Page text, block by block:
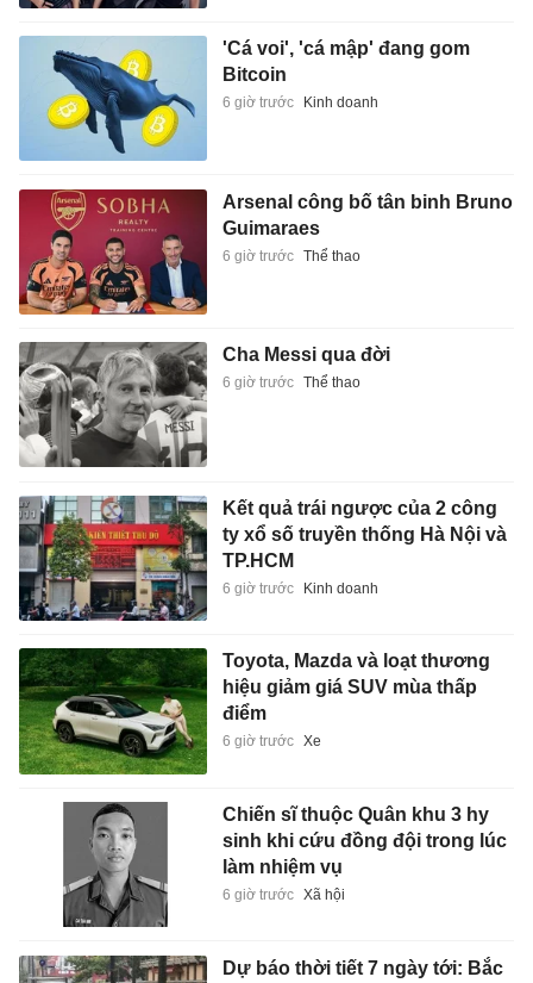
'Cá voi', 'cá mập' đang gom
Bitcoin
6 giờ trước Kinh doanh
Arsenal công bố tân binh Bruno
Guimaraes
6 giờ trước Thể thao
Cha Messi qua đời
6 giờ trước Thể thao
Kết quả trái ngược của 2 công
ty xổ số truyền thống Hà Nội và
TP.HCM
6 giờ trước Kinh doanh
Toyota, Mazda và loạt thương
hiệu giảm giá SUV mùa thấp
điểm
6 giờ trước Xe
Chiến sĩ thuộc Quân khu 3 hy
sinh khi cứu đồng đội trong lúc
làm nhiệm vụ
6 giờ trước Xã hội
Dự báo thời tiết 7 ngày tới: Bắc